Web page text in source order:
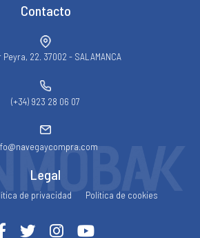
Contacto
22. 37002 - SALAMANCA
(+34) 923 28 06 07
Legal
de privacidad Política de cookies